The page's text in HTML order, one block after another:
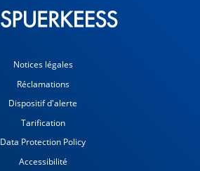
Notices légales
Réclamations
Dispositif d'alerte
Tarification
Data Protection Policy
Accessibilité